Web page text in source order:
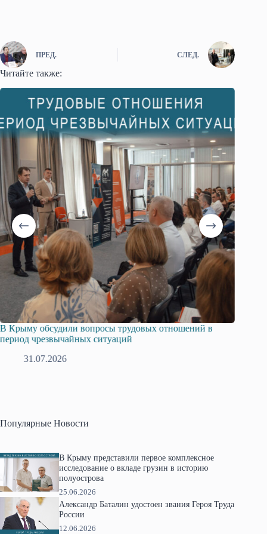
ПРЕД. СЛЕД.
Читайте также:
отношений в
Русская община Крыма и Федерация
профсоюзов Крыма укрепляют
Популярные Новости
В Крыму представили первое комплексное
исследование о вкладе грузин в историю
полуострова
25.06.2026
Александр Баталин удостоен звания Героя Труда
России
12.06.2026